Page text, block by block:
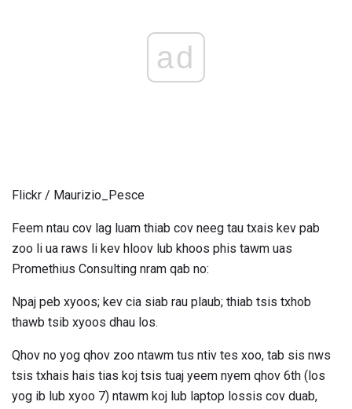
ad
Flickr / Maurizio_Pesce
Feem ntau cov lag luam thiab cov neeg tau txais kev pab
zoo li ua raws li kev hloov lub khoos phis tawm uas
Promethius Consulting nram qab no:
Npaj peb xyoos; kev cia siab rau plaub; thiab tsis txhob
thawb tsib xyoos dhau los.
Qhov no yog qhov zoo ntawm tus ntiv tes xoo, tab sis nws
tsis txhais hais tias koj tsis tuaj yeem nyem qhov 6th (los
yog ib lub xyoo 7) ntawm koj lub laptop lossis cov duab,